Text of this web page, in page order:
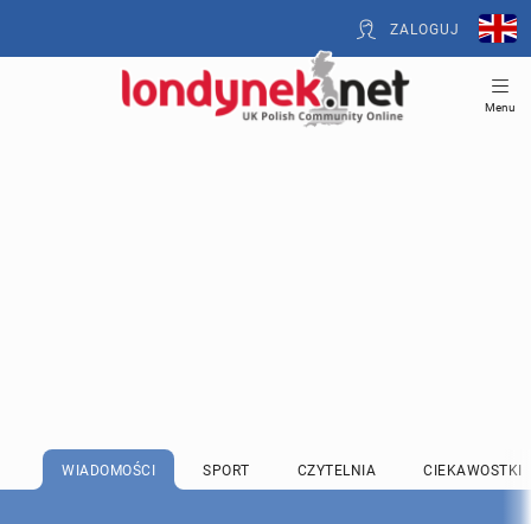
ZALOGUJ
Menu
WIADOMOŚCI SPORT CZYTELNIA CIEKAWOSTKI